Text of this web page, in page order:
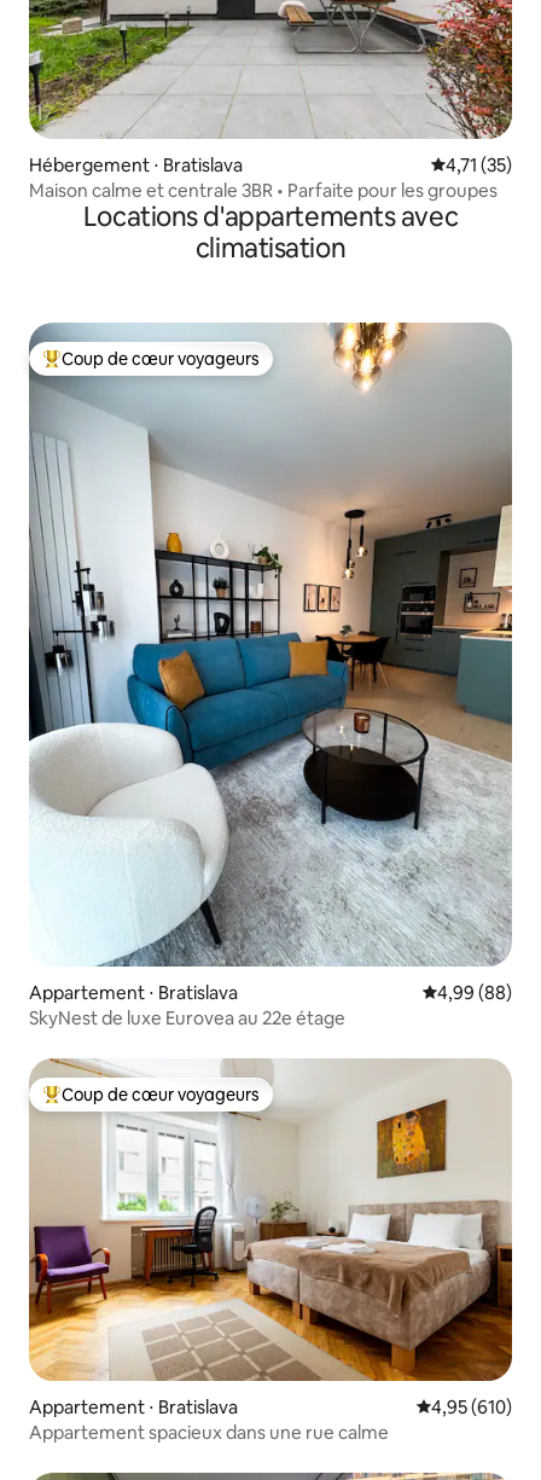
Hébergement ⋅ Bratislava Évaluation
4,71 (35)
Maison calme et centrale 3BR • Parfaite pour les groupes
Locations d'appartements avec
climatisation
Coups de cœur voyageurs les plus appréciés
Coup de cœur voyageurs
Appartement ⋅ Bratislava Évaluation
4,99 (88)
SkyNest de luxe Eurovea au 22e étage
Coups de cœur voyageurs les plus appréciés
Coup de cœur voyageurs
Appartement ⋅ Bratislava Évaluation
4,95 (610)
Appartement spacieux dans une rue calme